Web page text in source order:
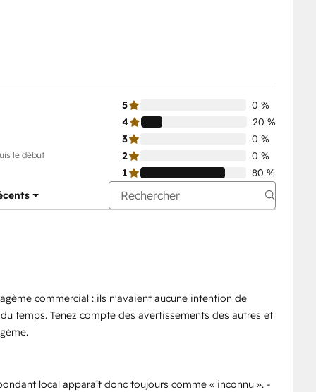
le début
5
0 %
4
20 %
3
0 %
2
0 %
1
80 %
commercial : ils n'avaient aucune intention de
temps. Tenez compte des avertissements des autres et
local apparaît donc toujours comme « inconnu ». -